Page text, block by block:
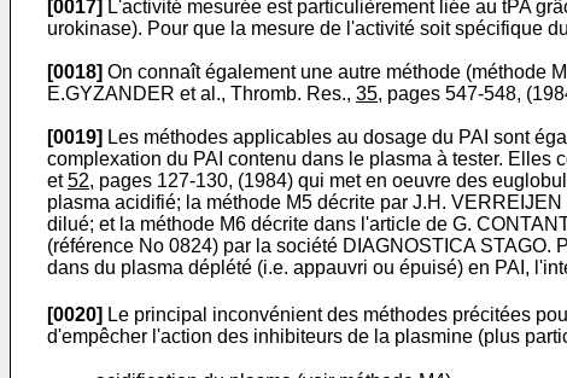
[0017] L'activité mesurée est particulièrement liée au tPA
urokinase). Pour que la mesure de l'activité soit spécifique
[0018] On connaît également une autre méthode (méthode
E.GYZANDER et al., Thromb. Res., 35, pages 547-548,
[0019] Les méthodes applicables au dosage du PAI sont
complexation du PAI contenu dans le plasma à tester. Elles
et52, pages 127-130, (1984) qui met en oeuvre des
plasma acidifié; la méthode M5 décrite par J.H. VERREIJEN
dilué; et la méthode M6 décrite dans l'article de G.
(référence No 0824) par la société DIAGNOSTICA
dans du plasma déplété (i.e. appauvri ou épuisé) en PAI,
[0020] Le principal inconvénient des méthodes précitées
d'empêcher l'action des inhibiteurs de la plasmine (plus